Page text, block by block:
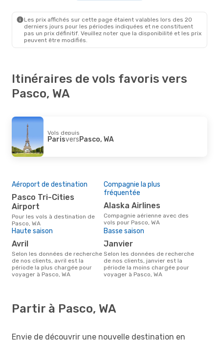
- Pasco, WA
Les prix affichés sur cette page étaient valables lors des 20
derniers jours pour les périodes indiquées et ne constituent
pas un prix définitif. Veuillez noter que la disponibilité et les prix
peuvent être modifiés.
Itinéraires de vols favoris vers
Pasco, WA
Vols depuis
ParisversPasco, WA
Aéroport de destination
Pasco Tri-Cities
Airport
Pour les vols à destination de
Pasco, WA
Compagnie la plus
fréquentée
Alaska Airlines
Compagnie aérienne avec des
vols pour Pasco, WA
Haute saison
avril
Selon les données de recherche
de nos clients, avril est la
période la plus chargée pour
voyager à Pasco, WA
Basse saison
janvier
Selon les données de recherche
de nos clients, janvier est la
période la moins chargée pour
voyager à Pasco, WA
Partir à Pasco, WA
Envie de découvrir une nouvelle destination en